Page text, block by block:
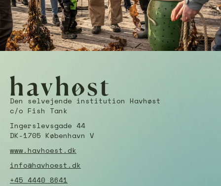
Den selvejende institution Havhøst
c/o Fish Tank
Ingerslevsgade 44
DK-1705 København V
www.havhoest.dk
info@havhoest.dk
+45 4440 8641